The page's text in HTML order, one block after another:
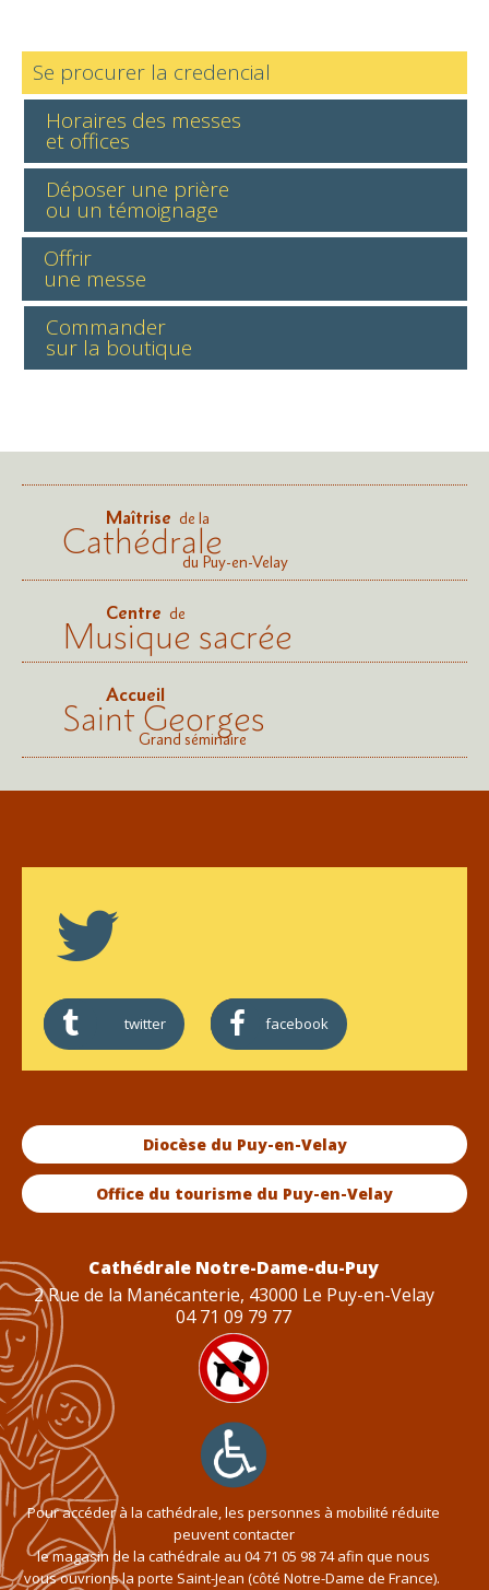
Se procurer la credencial
Horaires des messes
et offices
Déposer une prière
ou un témoignage
Offrir
une messe
Commander
sur la boutique
Maîtrise de la
Cathédraledu Puy-en-Velay
Centre de
Musique sacrée
Accueil
Saint Georges
Grand séminaire
twitter facebook
Diocèse du Puy-en-Velay
Office du tourisme du Puy-en-Velay
Cathédrale Notre-Dame-du-Puy
2 Rue de la Manécanterie, 43000 Le Puy-en-Velay
04 71 09 79 77
Pour accéder à la cathédrale, les personnes à mobilité réduite
peuvent contacter
le magasin de la cathédrale au 04 71 05 98 74afin que nous
vous ouvrions la porte Saint-Jean (côté Notre-Dame de France).